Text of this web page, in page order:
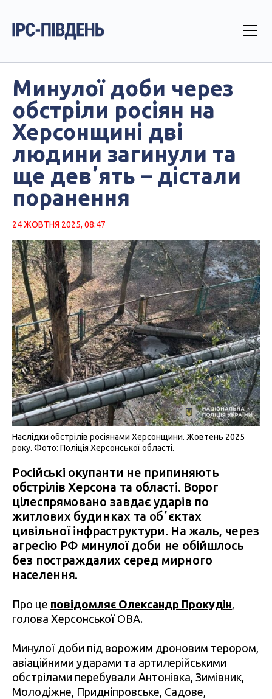
Минулої доби через
обстріли росіян на
Херсонщині дві
людини загинули та
ще девʼять – дістали
поранення
24 ЖОВТНЯ 2025, 08:47
Наслідки обстрілів росіянами Херсонщини. Жовтень 2025
року. Фото: Поліція Херсонської області.
Російські окупанти не припиняють
обстрілів Херсона та області. Ворог
цілеспрямовано завдає ударів по
житлових будинках та обʼєктах
цивільної інфраструктури. На жаль, через
агресію РФ минулої доби не обійшлось
без постраждалих серед мирного
населення.
Про це повідомляє Олександр Прокудін,
голова Херсонської ОВА.
Минулої доби під ворожим дроновим терором,
авіаційними ударами та артилерійськими
обстрілами перебували Антонівка, Зимівник,
Молодіжне, Придніпровське, Садове,